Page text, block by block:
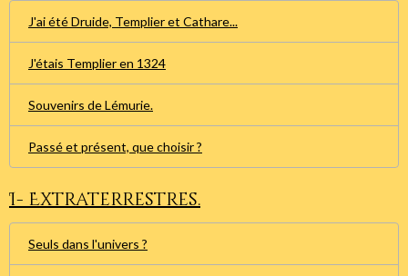
J'ai été Druide, Templier et Cathare...
J'étais Templier en 1324
Souvenirs de Lémurie.
Passé et présent, que choisir ?
I- Extraterrestres.
Seuls dans l'univers ?